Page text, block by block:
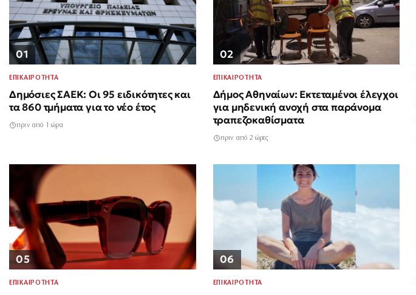
01
ΕΠΙΚΑΙΡΟΤΗΤΑ
Δημόσιες ΣΑΕΚ: Οι 95 ειδικότητες και
τα 860 τμήματα για το νέο έτος
πριν από 1 ώρα
02
ΕΠΙΚΑΙΡΟΤΗΤΑ
Δήμος Αθηναίων: Εκτεταμένοι έλεγχοι
για μηδενική ανοχή στα παράνομα
τραπεζοκαθίσματα
πριν από 2 ώρες
05
ΕΠΙΚΑΙΡΟΤΗΤΑ
06
ΕΠΙΚΑΙΡΟΤΗΤΑ